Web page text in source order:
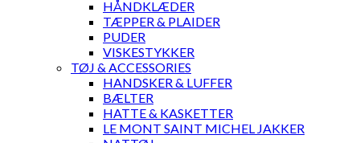
HÅNDKLÆDER
TÆPPER & PLAIDER
PUDER
VISKESTYKKER
TØJ & ACCESSORIES
HANDSKER & LUFFER
BÆLTER
HATTE & KASKETTER
LE MONT SAINT MICHEL JAKKER